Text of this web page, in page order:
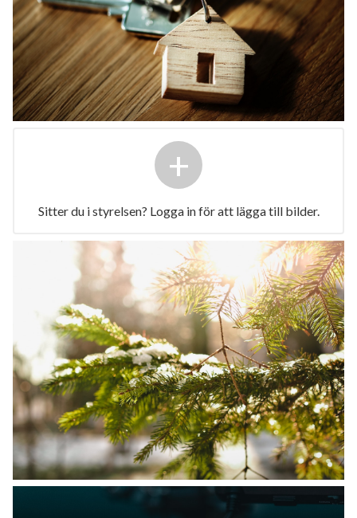
+
Sitter du i styrelsen? Logga in för att lägga till bilder.